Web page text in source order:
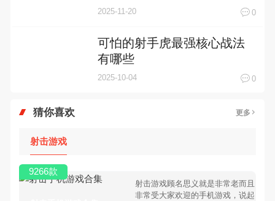
2025-11-20 0
可怕的射手虎最强核心战法
有哪些
2025-10-04 0
猜你喜欢 更多
射击游戏
射击游戏顾名思义就是非常老而且
非常受大家欢迎的手机游戏，说起
9266款